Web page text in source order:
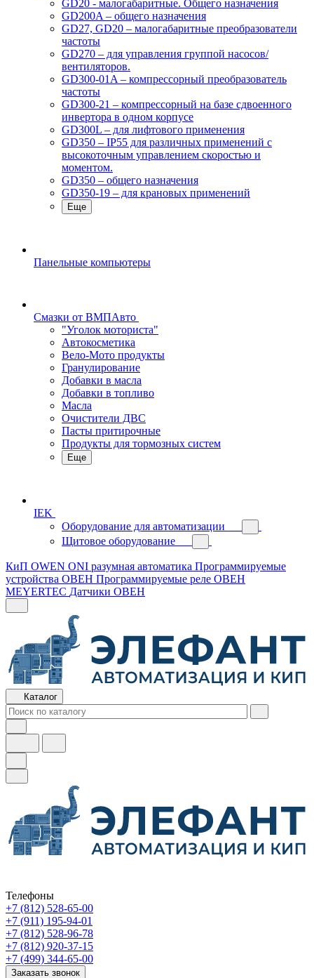
GD20 - малогабаритные. Общего назначения
GD200A – общего назначения
GD27, GD20 – малогабаритные преобразователи
частоты
GD270 – для управления группой насосов/
вентиляторов.
GD300-01A – компрессорный преобразователь
частоты
GD300-21 – компрессорный на базе сдвоенного
инвертора в одном корпусе
GD300L – для лифтового применения
GD350 – IP55 для различных применений с
высокоточным управлением скоростью и
моментом.
GD350 – общего назначения
GD350-19 – для крановых применений
Еще
Панельные компьютеры
Смазки от ВМПАвто
"Уголок моториста"
Автокосметика
Вело-Мото продукты
Гранулирование
Добавки в масла
Добавки в топливо
Масла
Очистители ДВС
Пасты притирочные
Продукты для тормозных систем
Еще
IEK
Оборудование для автоматизации
Щитовое оборудование
КиП OWEN ONI разумная автоматика Программируемые
устройства ОВЕН Программируемые реле ОВЕН
MEYERTEC Датчики ОВЕН
Каталог
Телефоны
+7 (812) 528-65-00
+7 (911) 195-94-01
+7 (812) 528-96-78
+7 (812) 920-37-15
+7 (499) 344-65-00
Заказать звонок